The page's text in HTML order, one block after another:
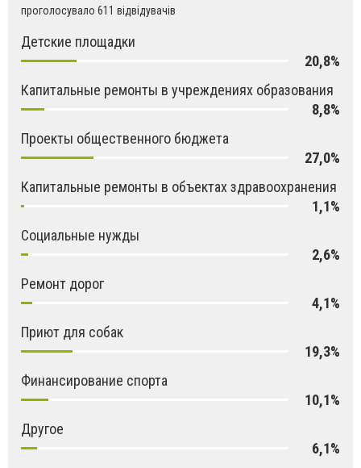
проголосувало 611 відвідувачів
Детские площадки
20,8%
Капитальные ремонты в учреждениях образования
8,8%
Проекты общественного бюджета
27,0%
Капитальные ремонты в объектах здравоохранения
1,1%
Социальные нужды
2,6%
Ремонт дорог
4,1%
Приют для собак
19,3%
Финансирование спорта
10,1%
Другое
6,1%